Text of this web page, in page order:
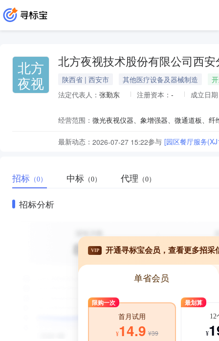
北方
夜视
北方夜视技术股份有限公司西安
陕西省 | 西安市 其他医疗设备及器械制造
法定代表人： 张勤东 注册资本： - 成立日
经营范围：
最新动态： 2026-07-27 15:22参与 [园区餐厅服务
招标 （0） 中标 （0） 代理 （0）
招标分析
VIP 开通寻标宝会员，查看更多招采
单省会员
限购一次
首月试用
¥14.9 ¥39
最划算
12
¥